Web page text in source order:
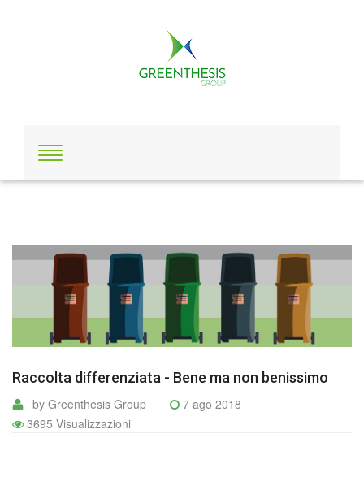
Raccolta differenziata - Bene ma non benissimo
by Greenthesis Group
7 ago 2018
3695 Visualizzazioni